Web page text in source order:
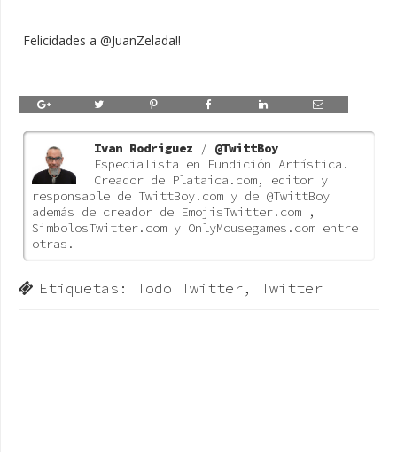
Felicidades a @JuanZelada!!
Ivan Rodriguez / @TwittBoy
Especialista en Fundición Artística.
Creador de Plataica.com, editor y
responsable de TwittBoy.com y de @TwittBoy
además de creador de EmojisTwitter.com ,
SimbolosTwitter.com y OnlyMousegames.com entre
otras.
Etiquetas: Todo Twitter, Twitter